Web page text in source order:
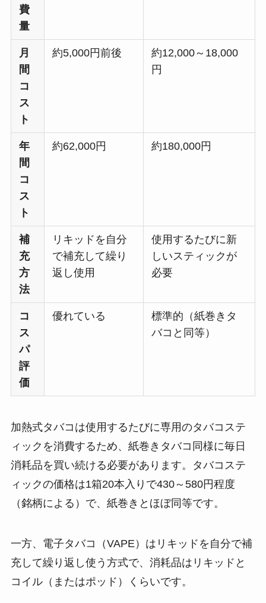
費
量
月
間
コ
ス
ト
約5,000円前後
約12,000～18,000
円
年
間
コ
ス
ト
約62,000円 約180,000円
補
充
方
法
リキッドを自分
で補充して繰り
返し使用
使用するたびに新
しいスティックが
必要
コ
ス
パ
評
価
優れている
標準的（紙巻きタ
バコと同等）
加熱式タバコは使用するたびに専用のタバコステ
ィックを消費するため、紙巻きタバコ同様に毎日
消耗品を買い続ける必要があります。タバコステ
ィックの価格は1箱20本入りで430～580円程度
（銘柄による）で、紙巻きとほぼ同等です。
一方、電子タバコ（VAPE）はリキッドを自分で補
充して繰り返し使う方式で、消耗品はリキッドと
コイル（またはポッド）くらいです。